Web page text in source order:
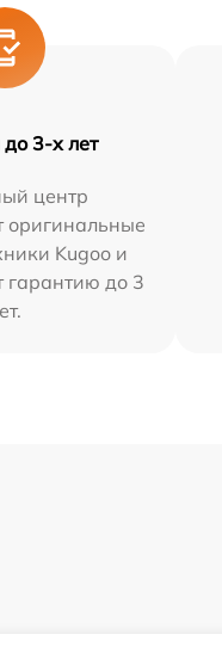
3-х лет
центр
оригинальные
Kugoo и
гарантию до 3